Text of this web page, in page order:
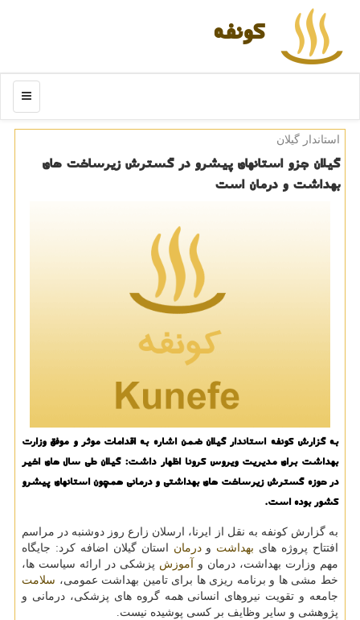
كونفه
منو
استاندار گیلان
گیلان جزو استانهای پیشرو در گسترش زیرساخت های
بهداشت و درمان است
به گزارش کونفه استاندار گیلان ضمن اشاره به اقدامات موثر و موفق وزارت
بهداشت برای مدیریت ویروس کرونا اظهار داشت: گیلان طی سال های اخیر
در حوزه گسترش زیرساخت های بهداشتی و درمانی همچون استانهای پیشرو
کشور بوده است.
به گزارش کونفه به نقل از ایرنا، ارسلان زارع روز دوشنبه در مراسم
افتتاح پروژه های بهداشت ودرمان استان گیلان اضافه کرد: جایگاه
مهم وزارت بهداشت، درمان و آموزش پزشکی در ارائه سیاست ها،
خط مشی ها و برنامه ریزی ها برای تامین بهداشت عمومی، سلامت
جامعه و تقویت نیروهای انسانی همه گروه های پزشکی، درمانی و
پژوهشی و سایر وظایف بر کسی پوشیده نیست.